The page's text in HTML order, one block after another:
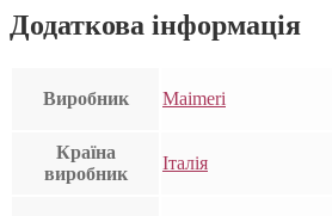
Додаткова інформація
Виробник Maimeri
Країна
виробник
Італія